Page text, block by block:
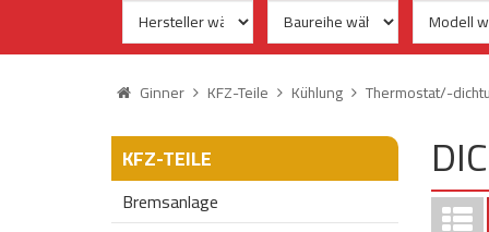
Ginner KFZ-Teile Kühlung Thermostat/-
KFZ-TEILE
Bremsanlage